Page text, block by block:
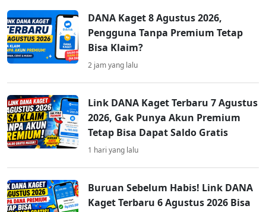
DANA Kaget 8 Agustus 2026,
Pengguna Tanpa Premium Tetap
Bisa Klaim?
2 jam yang lalu
Link DANA Kaget Terbaru 7 Agustus
2026, Gak Punya Akun Premium
Tetap Bisa Dapat Saldo Gratis
1 hari yang lalu
Buruan Sebelum Habis! Link DANA
Kaget Terbaru 6 Agustus 2026 Bisa